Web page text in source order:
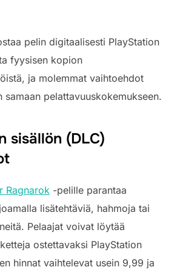
pelin digitaalisesti PlayStation
fyysisen kopion
ja molemmat vaihtoehdot
samaan pelattavuuskokemukseen.
sisällön (DLC)
Ragnarok -pelille parantaa
lisätehtäviä, hahmoja tai
Pelaajat voivat löytää
ostettavaksi PlayStation
hinnat vaihtelevat usein 9,99 ja